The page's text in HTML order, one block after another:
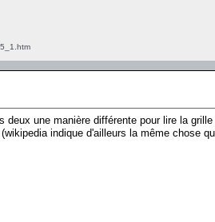
une manière différente pour lire la
indique d'ailleurs la même chose